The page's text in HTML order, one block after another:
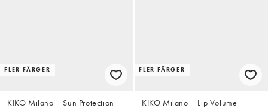
FLER FÄRGER
KIKO Milano – Sun Protection
FLER FÄRGER
KIKO Milano – Lip Volume